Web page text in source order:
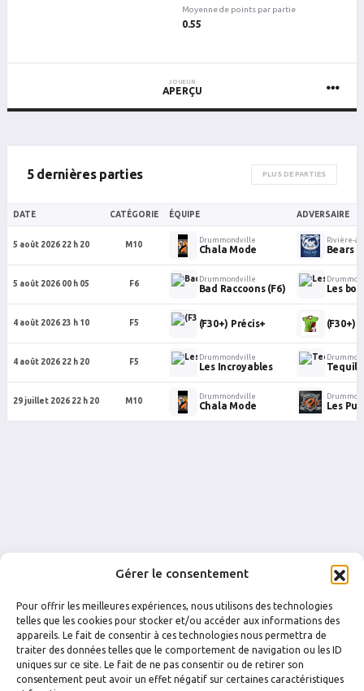
Gérer le consentement
Pour offrir les meilleures expériences, nous utilisons des technologies
telles que les cookies pour stocker et/ou accéder aux informations des
appareils. Le fait de consentir à ces technologies nous permettra de
traiter des données telles que le comportement de navigation ou les ID
uniques sur ce site. Le fait de ne pas consentir ou de retirer son
consentement peut avoir un effet négatif sur certaines caractéristiques
Moyenne de points par partie
0.55
JOUEUR
APERÇU
5 dernières parties PLUS DE PARTIES
DATE CATÉGORIE ÉQUIPE ADVERSAIRE
5 août 2026 22 h 20 M10
Drummondville
Chala Mode
Rivière-
Bears
5 août 2026 00 h 05 F6
Drummondville
Bad Raccoons (F6) Les
4 août 2026 23 h 10 F5 (F30+) Précis+ (F30+)
4 août 2026 22 h 20 F5
Drummondville
Les Incroyables Tequila
29 juillet 2026 22 h 20 M10
Drummondville
Chala Mode Les
FACEBOOK INSTAGRAM